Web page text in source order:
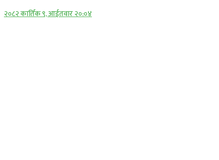
२०८२ कार्तिक ९, आईतवार २०:०४